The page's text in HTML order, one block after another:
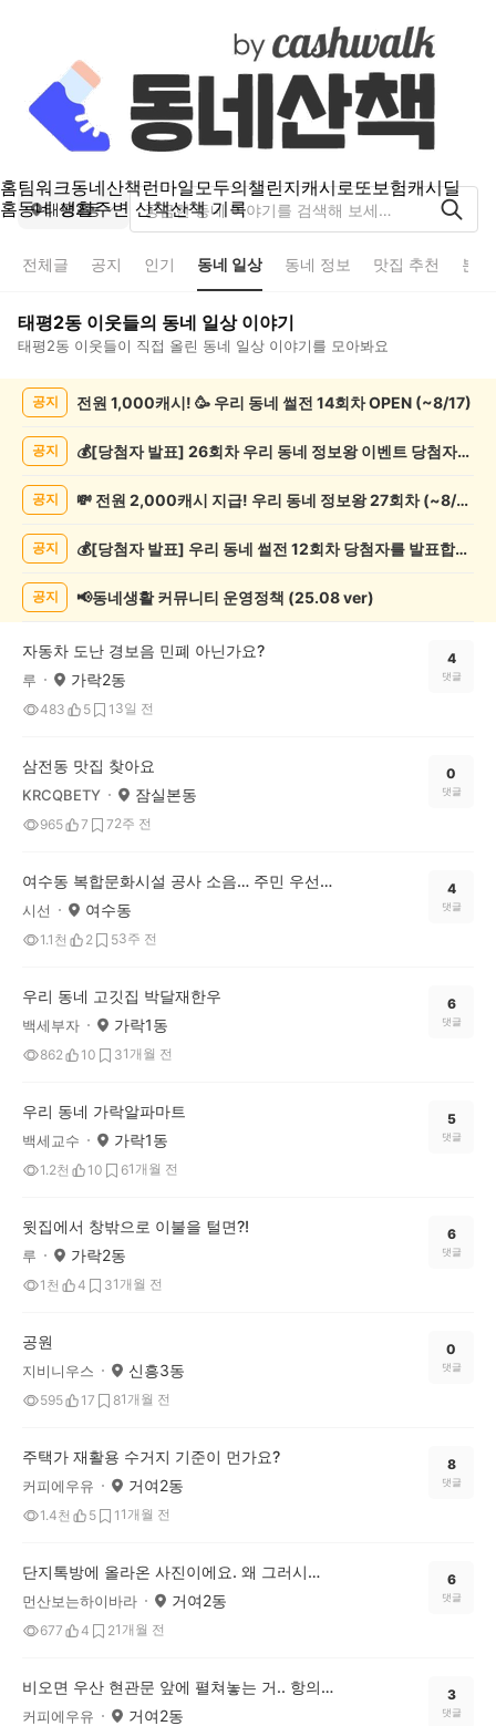
홈팀워크동네산책런마일모두의챌린지캐시로또보험캐시딜
홈동네 생활주변 산책산책 기록
태평2동
전체글 공지 인기 동네 일상 동네 정보 맛집 추천 분
태평2동 이웃들의 동네 일상이야기
태평2동 이웃들이 직접 올린 동네 일상 이야기를 모아봐요
목
공지 전원 1,000캐시! 🥳 우리 동네 썰전 14회차 OPEN (~8/17)
공지 💰[당첨자 발표] 26회차 우리 동네 정보왕 이벤트 당첨자를 발표합니다!
공지 💸 전원 2,000캐시 지급! 우리 동네 정보왕 27회차 (~8/10)
공지 💰[당첨자 발표] 우리 동네 썰전 12회차 당첨자를 발표합니다!
공지 📢동네생활 커뮤니티 운영정책 (25.08 ver)
자동차 도난 경보음 민폐 아닌가요?
루 가락2동
483 5 1 3일 전
4
댓글
삼전동 맛집 찾아요
KRCQBETY 잠실본동
965 7 72주 전
0
댓글
여수동 복합문화시설 공사 소음… 주민 우선 이용권 보상, 어떻게 생각하세요?
시선 여수동
1.1천 2 53주 전
4
댓글
우리 동네 고깃집 박달재한우
백세부자 가락1동
862 10 31개월 전
6
댓글
우리 동네 가락알파마트
백세교수 가락1동
1.2천 10 61개월 전
5
댓글
윗집에서 창밖으로 이불을 털면?!
루 가락2동
1천 4 31개월 전
6
댓글
공원
지비니우스 신흥3동
595 17 81개월 전
0
댓글
주택가 재활용 수거지 기준이 먼가요?
커피에우유 거여2동
1.4천 5 1 1개월 전
8
댓글
단지톡방에 올라온 사진이에요. 왜 그러시는 걸까요?
먼산보는하이바라 거여2동
677 4 21개월 전
6
댓글
비오면 우산 현관문 앞에 펼쳐놓는 거.. 항의하고 싶네요.
커피에우유 거여2동
3
댓글